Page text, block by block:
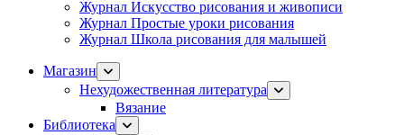
Журнал Искусство рисования и живописи
Журнал Простые уроки рисования
Журнал Школа рисования для малышей
Магазин
Нехудожественная литература
Вязание
Библиотека